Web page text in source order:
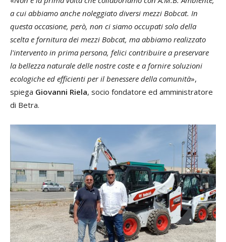
a cui abbiamo anche noleggiato diversi mezzi Bobcat. In
questa occasione, però, non ci siamo occupati solo della
scelta e fornitura dei mezzi Bobcat, ma abbiamo realizzato
l'intervento in prima persona, felici contribuire a preservare
la bellezza naturale delle nostre coste e a fornire soluzioni
ecologiche ed efficienti per il benessere della comunità»,
spiega Giovanni Riela, socio fondatore ed amministratore
di Betra.